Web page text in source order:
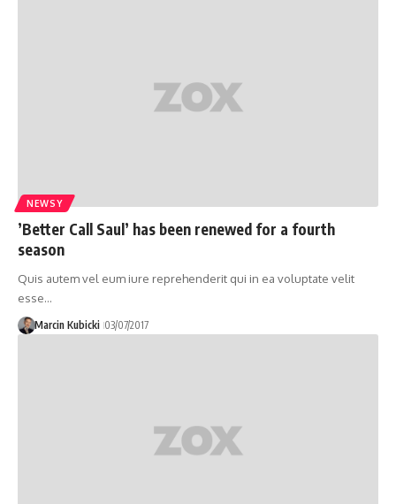
NEWSY
’Better Call Saul’ has been renewed for a fourth
season
Quis autem vel eum iure reprehenderit qui in ea voluptate velit
esse…
Marcin Kubicki 03/07/2017